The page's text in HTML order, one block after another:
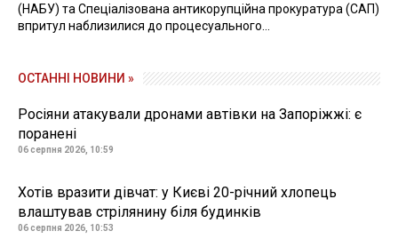
(НАБУ) та Спеціалізована антикорупційна прокуратура (САП)
впритул наблизилися до процесуального...
ОСТАННІ НОВИНИ »
Росіяни атакували дронами автівки на Запоріжжі: є
поранені
06 серпня 2026, 10:59
Хотів вразити дівчат: у Києві 20-річний хлопець
влаштував стрілянину біля будинків
06 серпня 2026, 10:53